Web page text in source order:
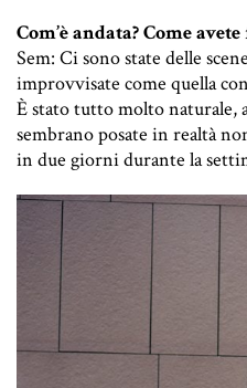
Com’è andata? Come
Sem: Ci sono state delle
improvvisate come quella
È stato tutto molto naturale,
sembrano posate in realtà
in due giorni durante la